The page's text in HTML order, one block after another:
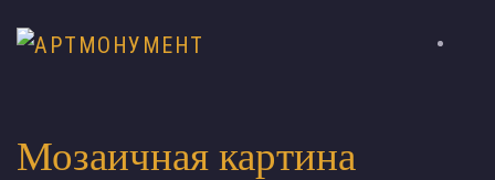
Мозаичная картина